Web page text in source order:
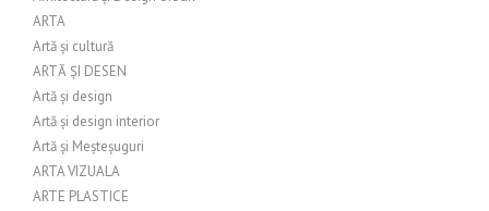
ARTA
Artă și cultură
ARTĂ ȘI DESEN
Artă și design
Artă și design interior
Artă și Meșteșuguri
ARTA VIZUALA
ARTE PLASTICE